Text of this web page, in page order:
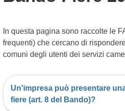
In questa pagina sono raccolte le
frequenti) che cercano di
comuni degli utenti dei servizi
Un'impresa può presentare
fiere (art. 8 del Bando)?